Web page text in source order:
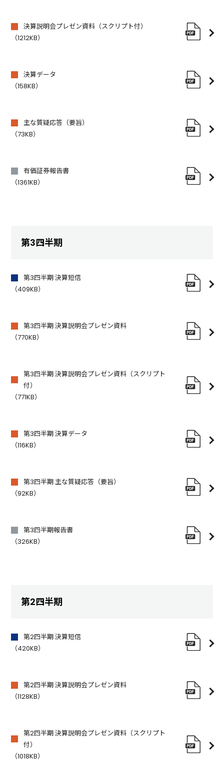
決算説明会プレゼン資料（スクリプト付）
（1212KB）
決算データ
（158KB）
主な質疑応答（要旨）
（73KB）
有価証券報告書
（1361KB）
第3四半期
第3四半期 決算短信
（409KB）
第3四半期 決算説明会プレゼン資料
（770KB）
第3四半期 決算説明会プレゼン資料（スクリプト
付）
（771KB）
第3四半期 決算データ
（116KB）
第3四半期 主な質疑応答（要旨）
（92KB）
第3四半期報告書
（326KB）
第2四半期
第2四半期 決算短信
（420KB）
第2四半期 決算説明会プレゼン資料
（1128KB）
第2四半期 決算説明会プレゼン資料（スクリプト
付）
（1018KB）